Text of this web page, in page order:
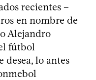
recientes –
en nombre de
Alejandro
fútbol
desea, lo antes